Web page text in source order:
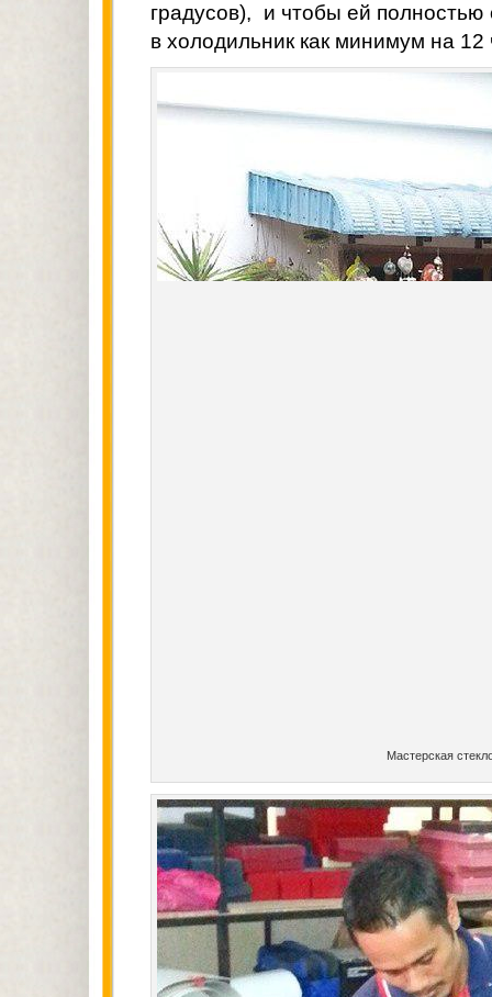
градусов), и чтобы ей
в холодильник как минимум на 12
Мастерская